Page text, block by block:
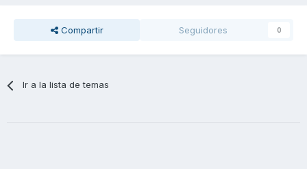
Compartir Seguidores 0
Ir a la lista de temas